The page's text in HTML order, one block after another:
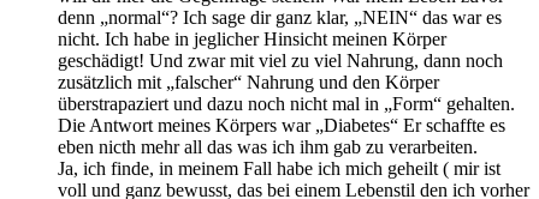
denn „normal“? Ich sage dir ganz klar, „NEIN“ das war es
nicht. Ich habe in jeglicher Hinsicht meinen Körper
geschädigt! Und zwar mit viel zu viel Nahrung, dann noch
zusätzlich mit „falscher“ Nahrung und den Körper
überstrapaziert und dazu noch nicht mal in „Form“ gehalten.
Die Antwort meines Körpers war „Diabetes“ Er schaffte es
eben nicth mehr all das was ich ihm gab zu verarbeiten.
Ja, ich finde, in meinem Fall habe ich mich geheilt ( mir ist
voll und ganz bewusst, das bei einem Lebenstil den ich vorher